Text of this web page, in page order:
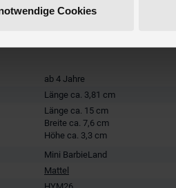
Cookies
ab 4 Jahre
Länge ca. 3,81 cm
Länge ca. 15 cm
Breite ca. 7,6 cm
Höhe ca. 3,3 cm
Mini BarbieLand
Mattel